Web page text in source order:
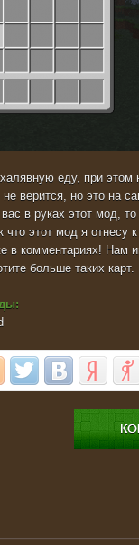
еду, при этом
верится, но это на
в руках этот мод,
этот мод я отнесу
в комментариях! Нам
больше таких карт.